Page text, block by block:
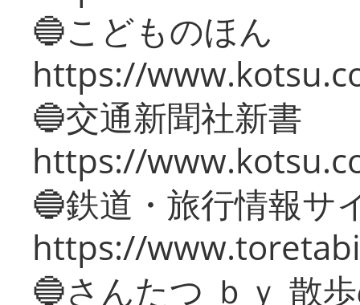
🔵こどものほん
https://
🔵交通新聞社新書
https://
🔵鉄道・旅行情報サ
https://
🔵さんたつ ｂｙ 散